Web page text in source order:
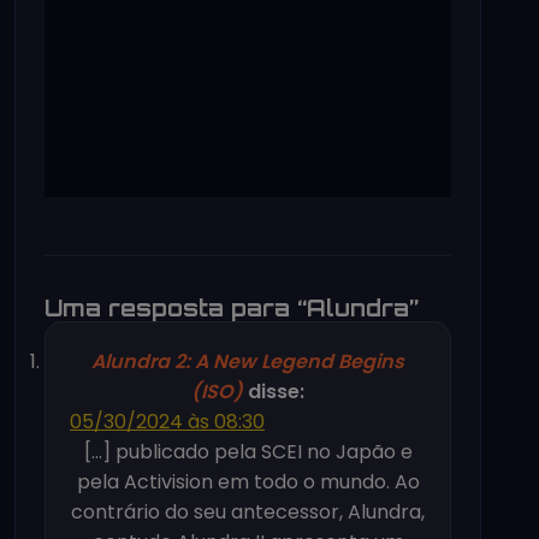
Uma resposta para “Alundra”
Alundra 2: A New Legend Begins
(ISO) disse:
05/30/2024 às 08:30
[…] publicado pela SCEI no Japão e
pela Activision em todo o mundo. Ao
contrário do seu antecessor, Alundra,